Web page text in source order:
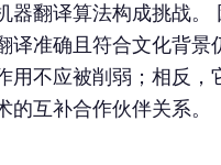
器翻译算法构成挑战。
译准确且符合文化背景
用不应被削弱；相反，
的互补合作伙伴关系。